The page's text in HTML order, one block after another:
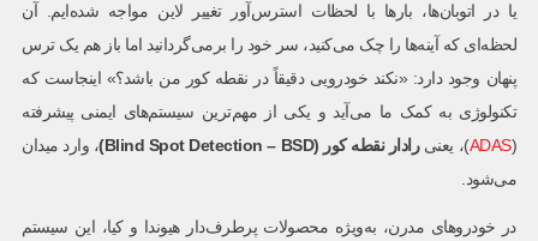
یا در اتوبان‌ها، بارها با لحظات استرس‌آور تغییر لاین مواجه شده‌ایم. آن
لحظه‌ای که آینه‌ها را چک می‌کنید، سر خود را برمی‌گردانید اما باز هم یک ترس
پنهان وجود دارد: «نکند خودرویی دقیقاً در نقطه کور من باشد؟» اینجاست که
تکنولوژی به کمک ما می‌آید و یکی از مهم‌ترین سیستم‌های ایمنی پیشرفته
(
ADAS)، یعنیرادار نقطه کور (Blind Spot Detection – BSD)
، وارد میدان
می‌شود.
در خودروهای مدرن، به‌ویژه محصولات پرطرف‌دار هیوندا و کیا، این سیستم